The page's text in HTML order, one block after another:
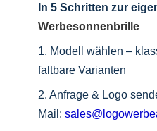
In 5 Schritten zur
Werbesonnenbrille
1. Modell wählen –
faltbare Varianten
2. Anfrage & Logo
Mail: